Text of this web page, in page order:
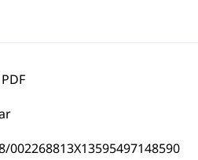
002268813X13595497148590